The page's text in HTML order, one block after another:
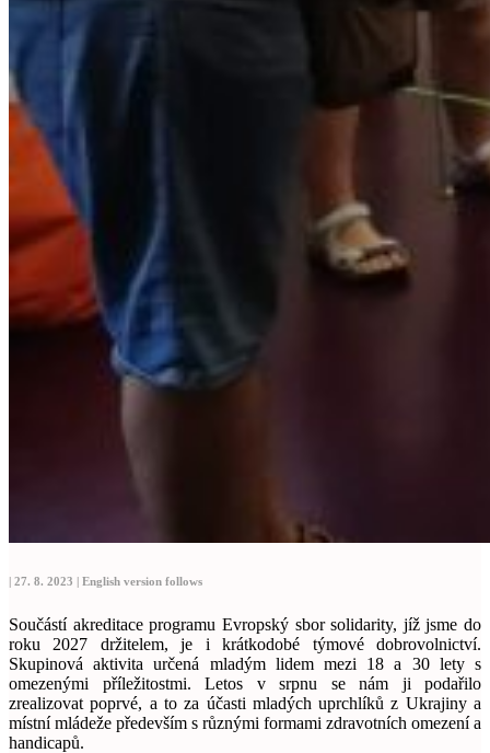
| 27. 8. 2023 | English version follows
Součástí akreditace programu Evropský sbor solidarity, jíž jsme do
roku 2027 držitelem, je i krátkodobé týmové dobrovolnictví.
Skupinová aktivita určená mladým lidem mezi 18 a 30 lety s
omezenými příležitostmi. Letos v srpnu se nám ji podařilo
zrealizovat poprvé, a to za účasti mladých uprchlíků z Ukrajiny a
místní mládeže především s různými formami zdravotních omezení a
handicapů.